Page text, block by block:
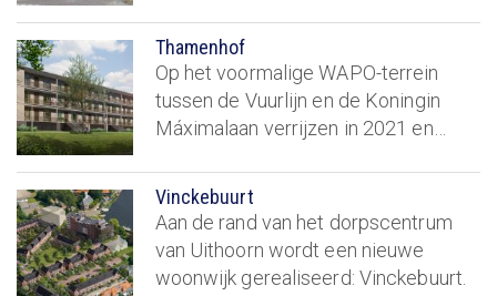
Thamenhof
Op het voormalige WAPO-terrein
tussen de Vuurlijn en de Koningin
Máximalaan verrijzen in 2021 en…
Vinckebuurt
Aan de rand van het dorpscentrum
van Uithoorn wordt een nieuwe
woonwijk gerealiseerd: Vinckebuurt.